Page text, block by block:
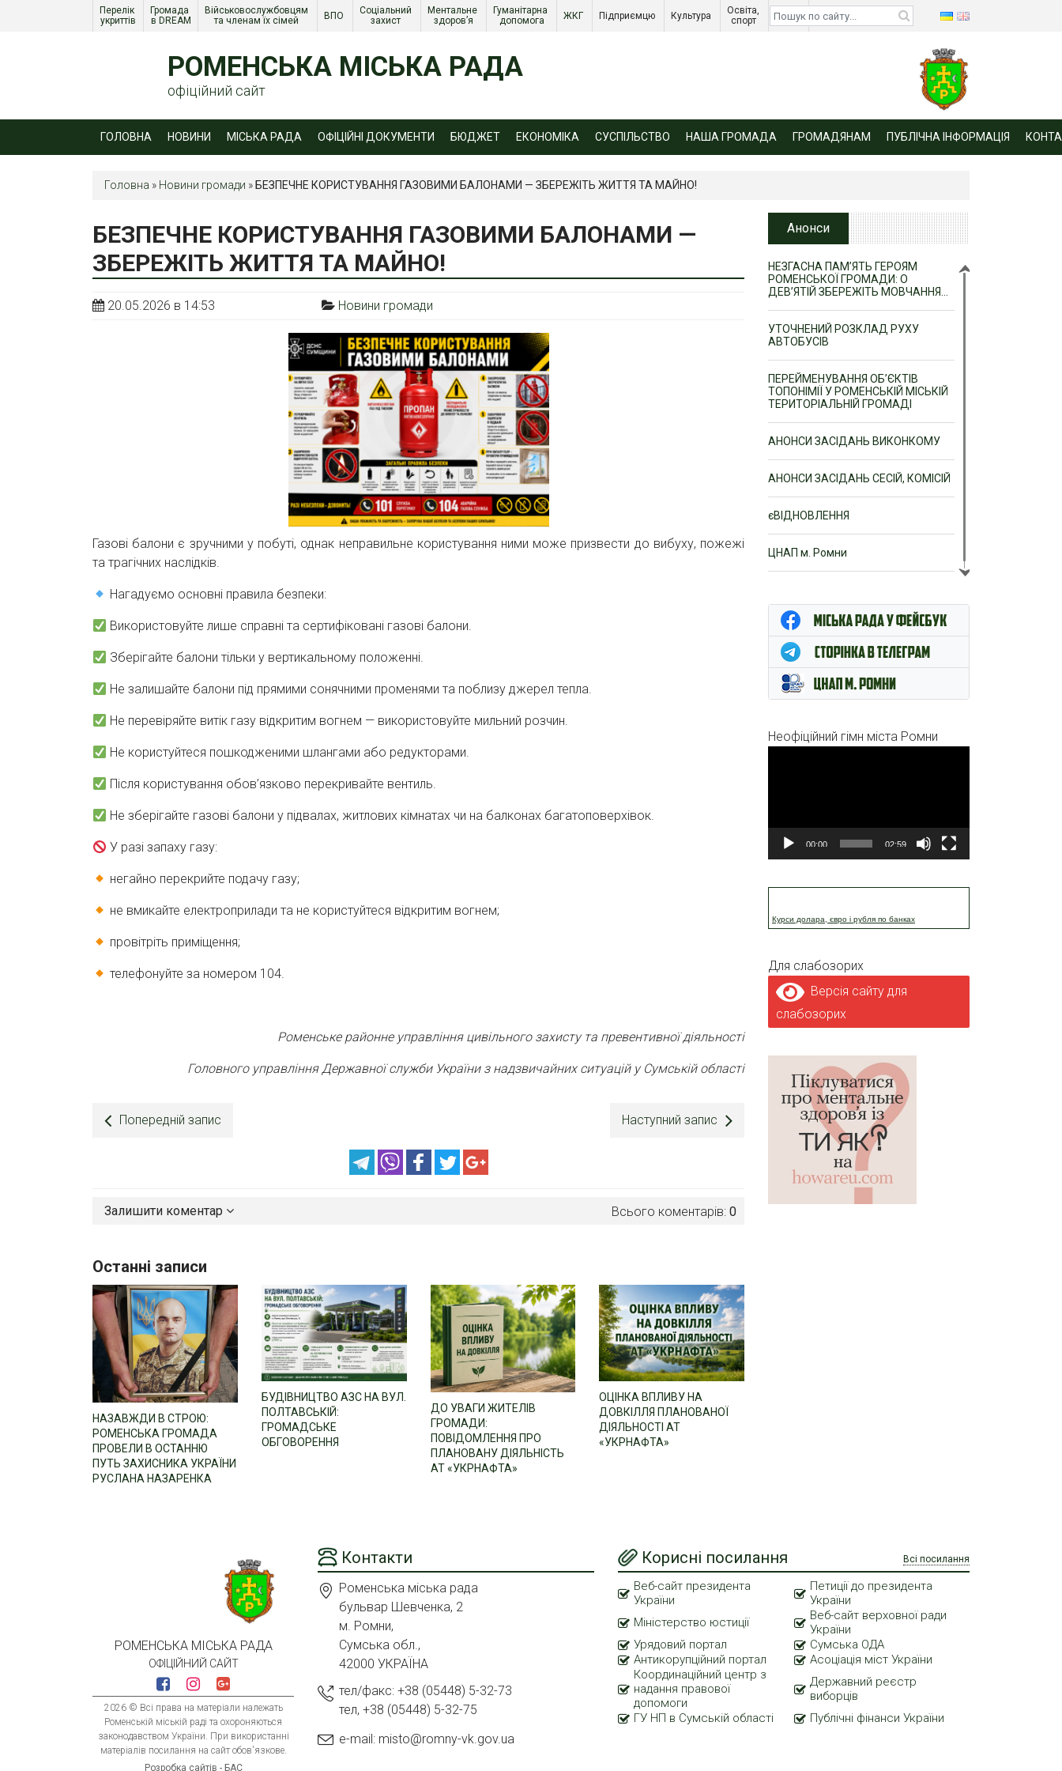
Перелік
укриттів
Громада
в DREAM
Військовослужбовцям
та членам їх сімей
ВПО
Соціальний
захист
Ментальне
здоров’я
Гуманітарна
допомога
ЖКГ Підприємцю Культура
Освіта,
спорт
Діти
війни
РОМЕНСЬКА МІСЬКА РАДА
офіційний сайт
ГОЛОВНА НОВИНИ МІСЬКА РАДА ОФІЦІЙНІ ДОКУМЕНТИ БЮДЖЕТ ЕКОНОМІКА СУСПІЛЬСТВО НАША ГРОМАДА ГРОМАДЯНАМ ПУБЛІЧНА ІНФОРМАЦІЯ
Головна » Новини громади » БЕЗПЕЧНЕ КОРИСТУВАННЯ ГАЗОВИМИ БАЛОНАМИ — ЗБЕРЕЖІТЬ ЖИТТЯ ТА МАЙНО!
БЕЗПЕЧНЕ КОРИСТУВАННЯ ГАЗОВИМИ БАЛОНАМИ —
ЗБЕРЕЖІТЬ ЖИТТЯ ТА МАЙНО!
20.05.2026 в 14:53 Новини громади
Газові балони є зручними у побуті, однак неправильне користування ними може призвести до вибуху, пожежі
та трагічних наслідків.
Нагадуємо основні правила безпеки:
Використовуйте лише справні та сертифіковані газові балони.
Зберігайте балони тільки у вертикальному положенні.
Не залишайте балони під прямими сонячними променями та поблизу джерел тепла.
Не перевіряйте витік газу відкритим вогнем — використовуйте мильний розчин.
Не користуйтеся пошкодженими шлангами або редукторами.
Після користування обов’язково перекривайте вентиль.
Не зберігайте газові балони у підвалах, житлових кімнатах чи на балконах багатоповерхівок.
У разі запаху газу:
негайно перекрийте подачу газу;
не вмикайте електроприлади та не користуйтеся відкритим вогнем;
провітріть приміщення;
телефонуйте за номером 104.
Роменське районне управління цивільного захисту та превентивної діяльності
Головного управління Державної служби України з надзвичайних ситуацій у Сумській області
Попередній запис Наступний запис
Всього коментарів: 0
Залишити коментар
Останні записи
НАЗАВЖДИ В СТРОЮ:
РОМЕНСЬКА ГРОМАДА
ПРОВЕЛИ В ОСТАННЮ
ПУТЬ ЗАХИСНИКА УКРАЇНИ
РУСЛАНА НАЗАРЕНКА
БУДІВНИЦТВО АЗС НА ВУЛ.
ПОЛТАВСЬКІЙ:
ГРОМАДСЬКЕ
ОБГОВОРЕННЯ
ДО УВАГИ ЖИТЕЛІВ
ГРОМАДИ:
ПОВІДОМЛЕННЯ ПРО
ПЛАНОВАНУ ДІЯЛЬНІСТЬ
АТ «УКРНАФТА»
ОЦІНКА ВПЛИВУ НА
ДОВКІЛЛЯ ПЛАНОВАНОЇ
ДІЯЛЬНОСТІ АТ
«УКРНАФТА»
Анонси
НЕЗГАСНА ПАМ’ЯТЬ ГЕРОЯМ
РОМЕНСЬКОЇ ГРОМАДИ: О
ДЕВ’ЯТІЙ ЗБЕРЕЖІТЬ МОВЧАННЯ…
УТОЧНЕНИЙ РОЗКЛАД РУХУ
АВТОБУСІВ
ПЕРЕЙМЕНУВАННЯ ОБ’ЄКТІВ
ТОПОНІМІЇ У РОМЕНСЬКІЙ МІСЬКІЙ
ТЕРИТОРІАЛЬНІЙ ГРОМАДІ
АНОНСИ ЗАСІДАНЬ ВИКОНКОМУ
АНОНСИ ЗАСІДАНЬ СЕСІЙ, КОМІСІЙ
єВІДНОВЛЕННЯ
ЦНАП м. Ромни
Неофіційний гімн міста Ромни
00:00 02:59
Курси долара, євро і рубля по банках
Для слабозорих
Версія сайту для
слабозорих
РОМЕНСЬКА МІСЬКА РАДА
ОФІЦІЙНИЙ САЙТ
2026 © Всі права на матеріали належать
Роменській міській раді та охороняються
законодавством України. При використанні
матеріалів посилання на сайт обов'язкове.
Розробка сайтів - БАС
Контакти
Роменська міська рада
бульвар Шевченка, 2
м. Ромни,
Сумська обл.,
42000 УКРАЇНА
тел/факс: +38 (05448) 5-32-73
тел, +38 (05448) 5-32-75
e-mail: misto@romny-vk.gov.ua
Корисні посилання Всі посилання
Веб-сайт президента
України
Петиції до президента
України
Міністерство юстиції
Веб-сайт верховної ради
України
Урядовий портал
Сумська ОДА
Антикорупційний портал
Асоціація міст України
Координаційний центр з
надання правової
допомоги
Державний реєстр
виборців
ГУ НП в Сумській області
Публічні фінанси України